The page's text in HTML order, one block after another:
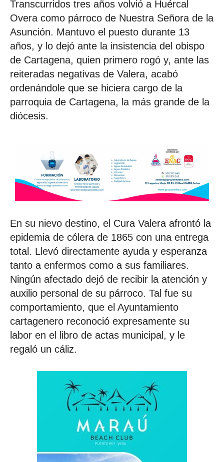
Transcurridos tres años volvió a Huércal
Overa como párroco de Nuestra Señora de la
Asunción. Mantuvo el puesto durante 13
años, y lo dejó ante la insistencia del obispo
de Cartagena, quien primero rogó y, ante las
reiteradas negativas de Valera, acabó
ordenándole que se hiciera cargo de la
parroquia de Cartagena, la más grande de la
diócesis.
En su nievo destino, el Cura Valera afrontó la
epidemia de cólera de 1865 con una entrega
total. Llevó directamente ayuda y esperanza
tanto a enfermos como a sus familiares.
Ningún afectado dejó de recibir la atención y
auxilio personal de su párroco. Tal fue su
comportamiento, que el Ayuntamiento
cartagenero reconoció expresamente su
labor en el libro de actas municipal, y le
regaló un cáliz.